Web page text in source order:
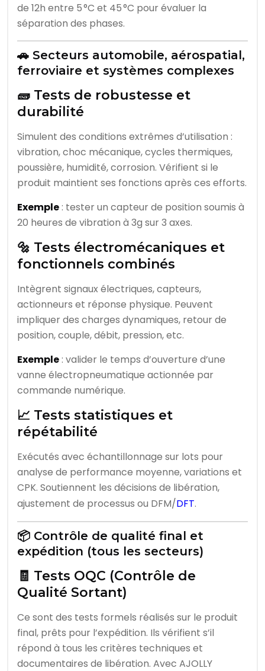
de 12h entre 5 °C et 45 °C pour évaluer la
séparation des phases.
🚗 Secteurs automobile, aérospatial,
ferroviaire et systèmes complexes
🧱 Tests de robustesse et
durabilité
Simulent des conditions extrêmes d’utilisation :
vibration, choc mécanique, cycles thermiques,
poussière, humidité, corrosion. Vérifient si le
produit maintient ses fonctions après ces efforts.
Exemple: tester un capteur de position soumis à
20 heures de vibration à 3g sur 3 axes.
🔩 Tests électromécaniques et
fonctionnels combinés
Intègrent signaux électriques, capteurs,
actionneurs et réponse physique. Peuvent
impliquer des charges dynamiques, retour de
position, couple, débit, pression, etc.
Exemple: valider le temps d’ouverture d’une
vanne électropneumatique actionnée par
commande numérique.
📈 Tests statistiques et
répétabilité
Exécutés avec échantillonnage sur lots pour
analyse de performance moyenne, variations et
CPK. Soutiennent les décisions de libération,
ajustement de processus ou DFM/DFT.
📦 Contrôle de qualité final et
expédition (tous les secteurs)
🧾 Tests OQC (Contrôle de
Qualité Sortant)
Ce sont des tests formels réalisés sur le produit
final, prêts pour l’expédition. Ils vérifient s’il
répond à tous les critères techniques et
documentaires de libération. Avec AJOLLY